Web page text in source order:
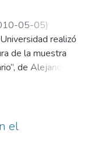
05-05)
realizó
de la muestra
de Alejandro
el